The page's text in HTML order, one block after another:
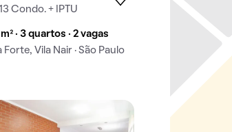
Condo. + IPTU
m² · 3 quartos · 2 vagas
Forte, Vila Nair · São Paulo